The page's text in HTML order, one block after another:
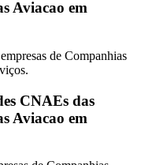
Aviacao em
de Companhias
CNAEs das
Aviacao em